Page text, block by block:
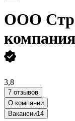
ООО
3,8
7 отзывов
О компании
Вакансии14